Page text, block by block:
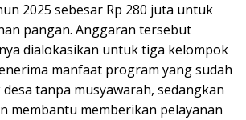
2025 sebesar Rp 280 juta untuk
pangan. Anggaran tersebut
dialokasikan untuk tiga kelompok
manfaat program yang sudah
tanpa musyawarah, sedangkan
membantu memberikan pelayanan